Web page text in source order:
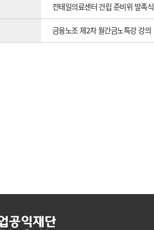
전태일의료센터 건립 준비위 발족식
금융노조 제2차 월간금노특강 강의